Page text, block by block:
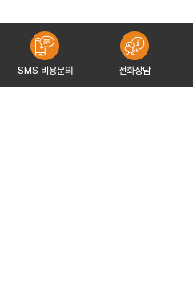
SMS 비용문의 전화상담